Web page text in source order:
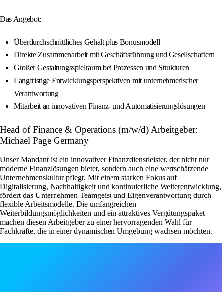
Das Angebot:
Überdurchschnittliches Gehalt plus Bonusmodell
Direkte Zusammenarbeit mit Geschäftsführung und Gesellschaftern
Großer Gestaltungsspielraum bei Prozessen und Strukturen
Langfristige Entwicklungsperspektiven mit unternehmerischer
Verantwortung
Mitarbeit an innovativen Finanz- und Automatisierungslösungen
Head of Finance & Operations (m/w/d) Arbeitgeber:
Michael Page Germany
Unser Mandant ist ein innovativer Finanzdienstleister, der nicht nur
moderne Finanzlösungen bietet, sondern auch eine wertschätzende
Unternehmenskultur pflegt. Mit einem starken Fokus auf
Digitalisierung, Nachhaltigkeit und kontinuierliche Weiterentwicklung,
fördert das Unternehmen Teamgeist und Eigenverantwortung durch
flexible Arbeitsmodelle. Die umfangreichen
Weiterbildungsmöglichkeiten und ein attraktives Vergütungspaket
machen diesen Arbeitgeber zu einer hervorragenden Wahl für
Fachkräfte, die in einer dynamischen Umgebung wachsen möchten.